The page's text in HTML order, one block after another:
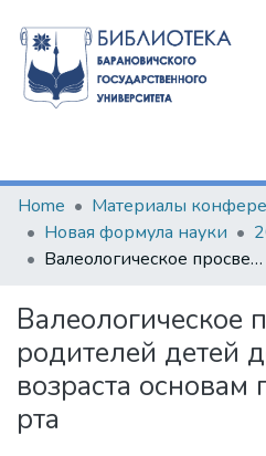
Communities & Collections
All of DSpace
Home
Новая формула науки
Валеологическое просвещение родителей детей дошкольного возраста основам гигиены полости рта
Валеологическое
родителей детей
возраста основам
рта